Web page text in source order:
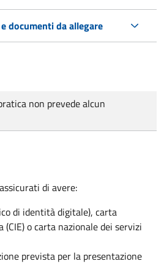
documenti da allegare
non prevede alcun
di avere:
di identità digitale), carta
o carta nazionale dei servizi
prevista per la presentazione